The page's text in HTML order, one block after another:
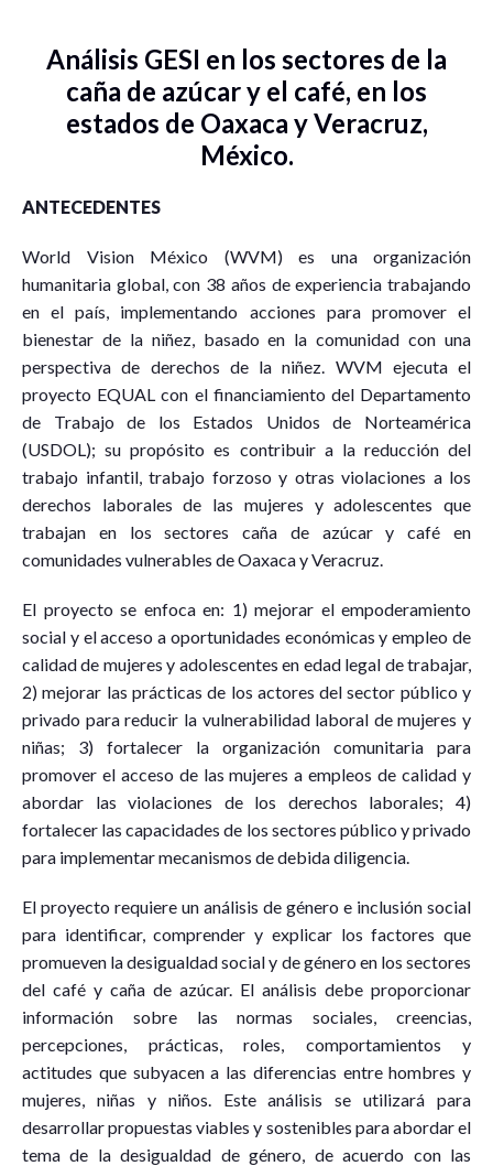
Análisis GESI en los sectores de la
caña de azúcar y el café, en los
estados de Oaxaca y Veracruz,
México.
ANTECEDENTES
World Vision México (WVM) es una organización
humanitaria global, con 38 años de experiencia trabajando
en el país, implementando acciones para promover el
bienestar de la niñez, basado en la comunidad con una
perspectiva de derechos de la niñez. WVM ejecuta el
proyecto EQUAL con el financiamiento del Departamento
de Trabajo de los Estados Unidos de Norteamérica
(USDOL); su propósito es contribuir a la reducción del
trabajo infantil, trabajo forzoso y otras violaciones a los
derechos laborales de las mujeres y adolescentes que
trabajan en los sectores caña de azúcar y café en
comunidades vulnerables de Oaxaca y Veracruz.
El proyecto se enfoca en: 1) mejorar el empoderamiento
social y el acceso a oportunidades económicas y empleo de
calidad de mujeres y adolescentes en edad legal de trabajar,
2) mejorar las prácticas de los actores del sector público y
privado para reducir la vulnerabilidad laboral de mujeres y
niñas; 3) fortalecer la organización comunitaria para
promover el acceso de las mujeres a empleos de calidad y
abordar las violaciones de los derechos laborales; 4)
fortalecer las capacidades de los sectores público y privado
para implementar mecanismos de debida diligencia.
El proyecto requiere un análisis de género e inclusión social
para identificar, comprender y explicar los factores que
promueven la desigualdad social y de género en los sectores
del café y caña de azúcar. El análisis debe proporcionar
información sobre las normas sociales, creencias,
percepciones, prácticas, roles, comportamientos y
actitudes que subyacen a las diferencias entre hombres y
mujeres, niñas y niños. Este análisis se utilizará para
desarrollar propuestas viables y sostenibles para abordar el
tema de la desigualdad de género, de acuerdo con las